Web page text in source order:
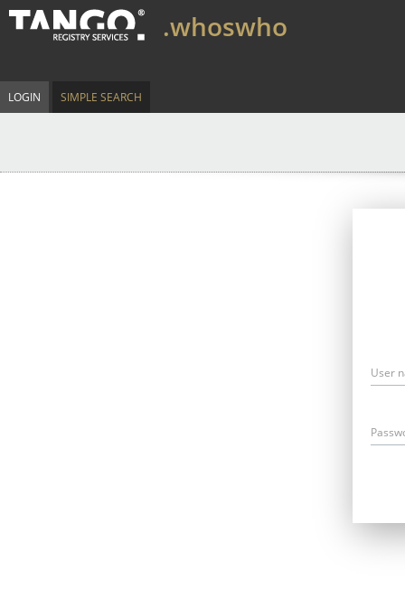
.whoswho
LOGIN SIMPLE SEARCH
User